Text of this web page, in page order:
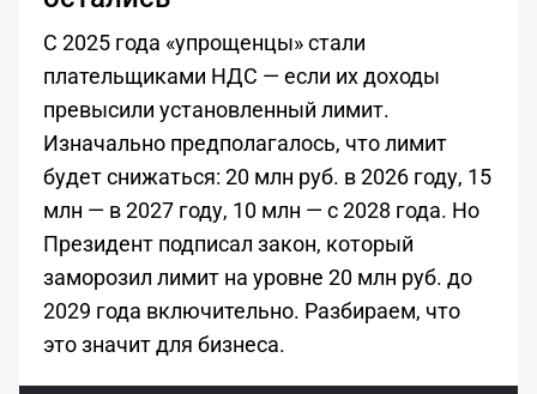
С 2025 года «упрощенцы» стали
плательщиками НДС — если их доходы
превысили установленный лимит.
Изначально предполагалось, что лимит
будет снижаться: 20 млн руб. в 2026 году, 15
млн — в 2027 году, 10 млн — с 2028 года. Но
Президент подписал закон, который
заморозил лимит на уровне 20 млн руб. до
2029 года включительно. Разбираем, что
это значит для бизнеса.